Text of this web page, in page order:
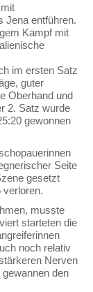
Jena entführen.
Kampf mit
im ersten Satz
guter
Oberhand und
2. Satz wurde
gewonnen
Seite
gesetzt
verloren.
musste
starteten die
noch relativ
Nerven
den